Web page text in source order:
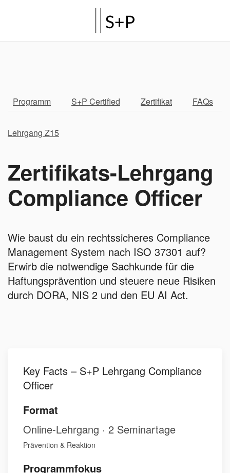
Programm S+P Certified Zertifikat FAQs
Lehrgang Z15
Zertifikats-Lehrgang
Compliance Officer
Wie baust du ein rechtssicheres Compliance
Management System nach ISO 37301 auf?
Erwirb die notwendige Sachkunde für die
Haftungsprävention und steuere neue Risiken
durch DORA, NIS 2 und den EU AI Act.
Key Facts – S+P Lehrgang Compliance
Officer
Format
Online-Lehrgang · 2 Seminartage
Prävention & Reaktion
Programmfokus